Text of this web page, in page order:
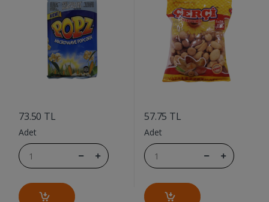
73.50 TL
Adet
57.75 TL
Adet